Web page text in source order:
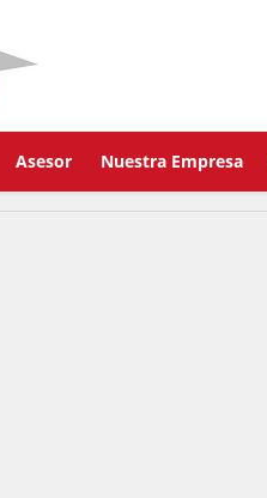
Asesor Nuestra Empresa